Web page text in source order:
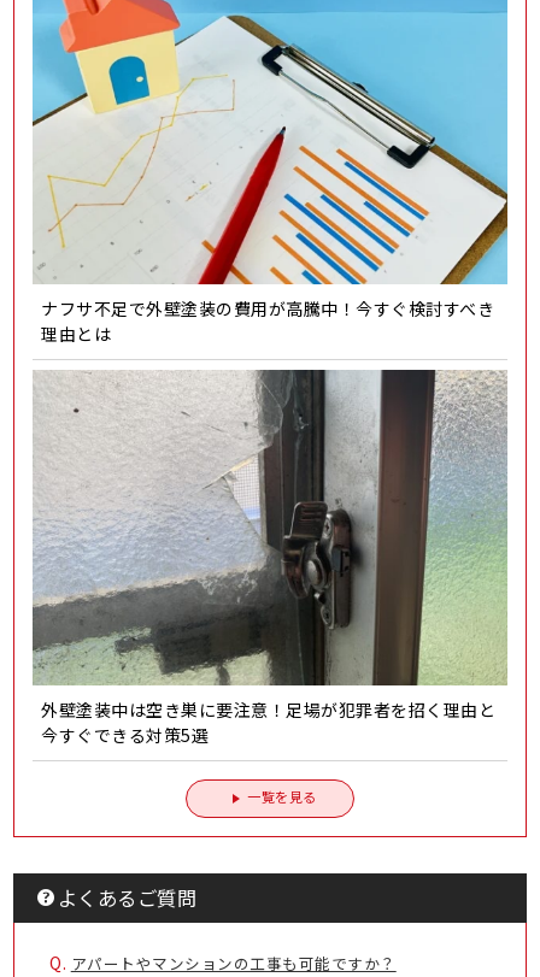
ナフサ不足で外壁塗装の費用が高騰中！今すぐ検討すべき
理由とは
外壁塗装中は空き巣に要注意！足場が犯罪者を招く理由と
今すぐできる対策5選
一覧を見る
よくあるご質問
Q. アパートやマンションの工事も可能ですか？